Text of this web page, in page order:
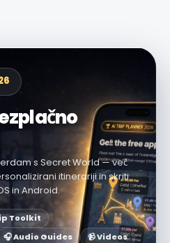
s Secret World — več
itinerariji in skriti
in Android.
Toolkit
🎧 Audio Guides 📹 Videos